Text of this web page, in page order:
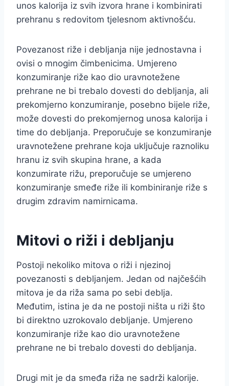
unos kalorija iz svih izvora hrane i kombinirati
prehranu s redovitom tjelesnom aktivnošću.
Povezanost riže i debljanja nije jednostavna i
ovisi o mnogim čimbenicima. Umjereno
konzumiranje riže kao dio uravnotežene
prehrane ne bi trebalo dovesti do debljanja, ali
prekomjerno konzumiranje, posebno bijele riže,
može dovesti do prekomjernog unosa kalorija i
time do debljanja. Preporučuje se konzumiranje
uravnotežene prehrane koja uključuje raznoliku
hranu iz svih skupina hrane, a kada
konzumirate rižu, preporučuje se umjereno
konzumiranje smeđe riže ili kombiniranje riže s
drugim zdravim namirnicama.
Mitovi o riži i debljanju
Postoji nekoliko mitova o riži i njezinoj
povezanosti s debljanjem. Jedan od najčešćih
mitova je da riža sama po sebi deblja.
Međutim, istina je da ne postoji ništa u riži što
bi direktno uzrokovalo debljanje. Umjereno
konzumiranje riže kao dio uravnotežene
prehrane ne bi trebalo dovesti do debljanja.
Drugi mit je da smeđa riža ne sadrži kalorije.